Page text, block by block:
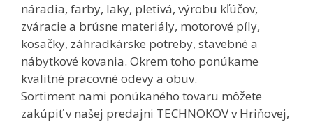
náradia, farby, laky, pletivá, výrobu kľúčov,
zváracie a brúsne materiály, motorové píly,
kosačky, záhradkárske potreby, stavebné a
nábytkové kovania. Okrem toho ponúkame
kvalitné pracovné odevy a obuv.
Sortiment nami ponúkaného tovaru môžete
zakúpiť v našej predajni TECHNOKOV v Hriňovej,